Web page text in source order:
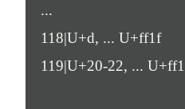
...
118|U+d, ... U+ff1f
119|U+20-22, ...